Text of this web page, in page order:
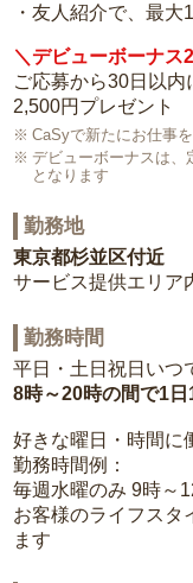
・友人紹介で、最
＼デビューボーナス
ご応募から30日以内
2,500円プレゼント
CaSyで新たにお仕事
デビューボーナスは、
となります
勤務地
東京都杉並区付近
サービス提供エリア
勤務時間
平日・土日祝日いつ
8時～20時の間で1日
好きな曜日・時間に
勤務時間例：
毎週水曜のみ 9時～
お客様のライフスタ
ます